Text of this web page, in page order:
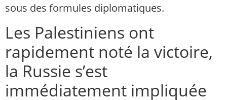
sous des formules diplomatiques.
Les Palestiniens ont
rapidement noté la victoire,
la Russie s’est
immédiatement impliquée